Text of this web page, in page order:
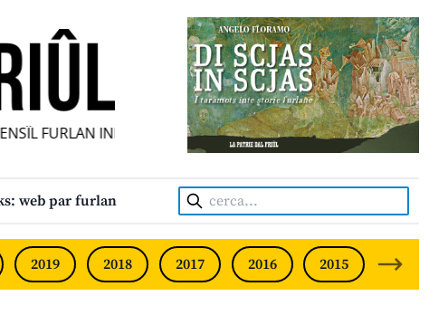
FURLAN INDIPENDENT • INDEPENDENT FRIULIAN MONTHLY
web par furlan Cerca:
2019 2018 2017 2016 2015 2014